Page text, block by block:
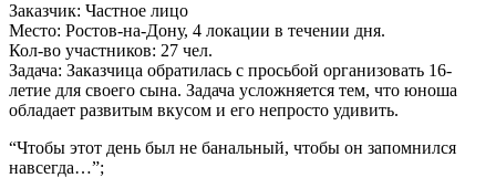
Заказчик: Частное лицо
Место: Ростов-на-Дону, 4 локации в течении дня.
Кол-во участников: 27 чел.
Задача: Заказчица обратилась с просьбой организовать 16-
летие для своего сына. Задача усложняется тем, что юноша
обладает развитым вкусом и его непросто удивить.
“Чтобы этот день был не банальный, чтобы он запомнился
навсегда…”;